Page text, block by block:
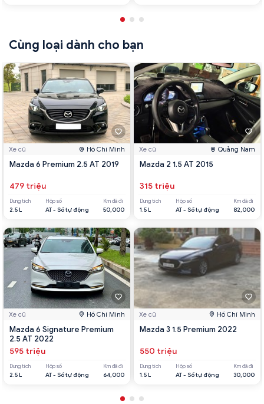
Cùng loại dành cho bạn
Xe cũ Hồ Chí Minh
Mazda 6 Premium 2.5 AT 2019
479 triệu
Dung tích
2.5 L
Hộp số
AT - Số tự động
Km đã đi
50,000
Xe cũ Hồ Chí Minh
Mazda 6 Signature Premium
2.5 AT 2022
595 triệu
Dung tích
2.5 L
Hộp số
AT - Số tự động
Km đã đi
64,000
Xe cũ Quảng Nam
Mazda 2 1.5 AT 2015
315 triệu
Dung tích
1.5 L
Hộp số
AT - Số tự động
Km đã đi
82,000
Xe cũ Hồ Chí Minh
Mazda 3 1.5 Premium 2022
550 triệu
Dung tích
1.5 L
Hộp số
AT - Số tự động
Km đã đi
30,000